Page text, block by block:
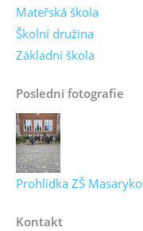
Mateřská škola
Školní družina
Základní škola
Poslední fotografie
Prohlídka ZŠ
Kontakt